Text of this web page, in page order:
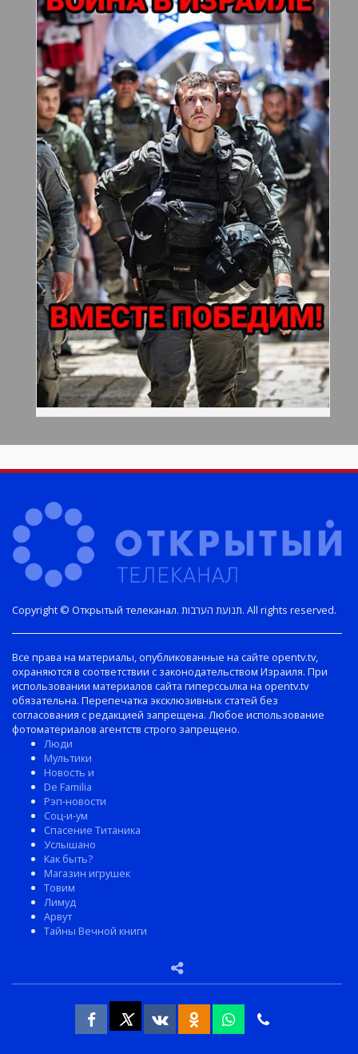
Copyright © Открытый телеканал. תנועת הערבות. All rights reserved.
Все права на материалы, опубликованные на сайте opentv.tv,
охраняются в соответствии с законодательством Израиля. При
использовании материалов сайта гиперссылка на opentv.tv
обязательна. Перепечатка эксклюзивных статей без
согласования с редакцией запрещена. Любое использование
фотоматериалов агентств строго запрещено.
Люди
Мультики
Новость и
De Familia
Рэп-новости
Соц-и-ум
Спасение Титаника
Услышано
Как быть?
Магазин игрушек
Товим
Лимуд
Арвут
Тайны Вечной книги